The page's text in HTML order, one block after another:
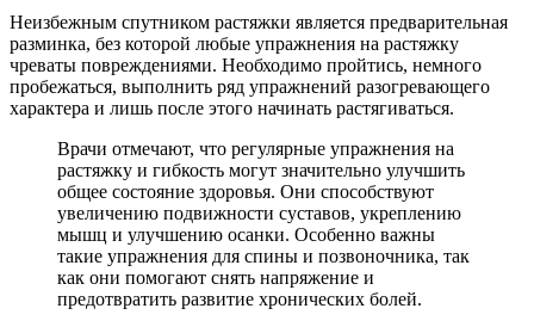
Неизбежным спутником растяжки является предварительная
разминка, без которой любые упражнения на растяжку
чреваты повреждениями. Необходимо пройтись, немного
пробежаться, выполнить ряд упражнений разогревающего
характера и лишь после этого начинать растягиваться.
Врачи отмечают, что регулярные упражнения на
растяжку и гибкость могут значительно улучшить
общее состояние здоровья. Они способствуют
увеличению подвижности суставов, укреплению
мышц и улучшению осанки. Особенно важны
такие упражнения для спины и позвоночника, так
как они помогают снять напряжение и
предотвратить развитие хронических болей.